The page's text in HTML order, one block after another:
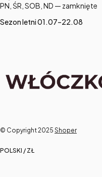
PN, ŚR, SOB, ND — zamknięte
Sezon letni 01.07–22.08
© Copyright 2025 Shoper
POLSKI / ZŁ